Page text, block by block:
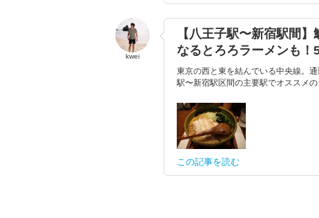
kwei
【八王子駅〜新宿駅間
なるとろろラーメンも！
東京の西と東を結んでいる中央線。
駅〜新宿駅区間の主要駅でオススメ
この記事を読む